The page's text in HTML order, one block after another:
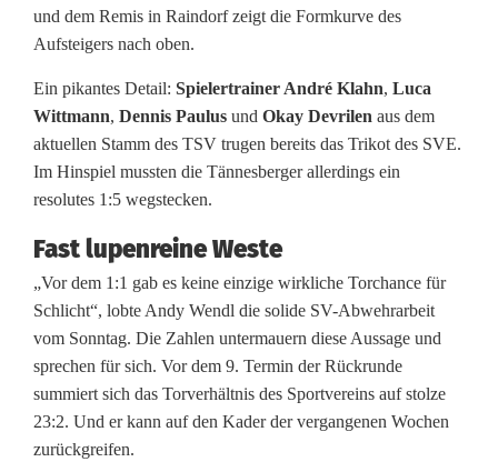
i
t
e
s
A
u
s
w
ä
r
und dem Remis in Raindorf zeigt die Formkurve des
Aufsteigers nach oben.
Ein pikantes Detail: Spielertrainer André Klahn, Luca
Wittmann, Dennis Paulus und Okay Devrilen aus dem
aktuellen Stamm des TSV trugen bereits das Trikot des SVE.
Im Hinspiel mussten die Tännesberger allerdings ein
resolutes 1:5 wegstecken.
Fast lupenreine Weste
„Vor dem 1:1 gab es keine einzige wirkliche Torchance für
Schlicht“, lobte Andy Wendl die solide SV-Abwehrarbeit
vom Sonntag. Die Zahlen untermauern diese Aussage und
sprechen für sich. Vor dem 9. Termin der Rückrunde
summiert sich das Torverhältnis des Sportvereins auf stolze
23:2. Und er kann auf den Kader der vergangenen Wochen
zurückgreifen.